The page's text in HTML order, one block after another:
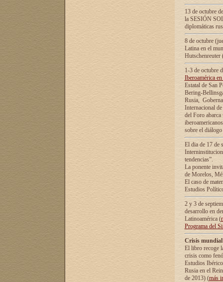
13 de octubre
la SESIÓN
diplomáticas
8 de octubre
Latina en el
1-3 de octubre
Iberoamérica
Estatal de San
Bering-
Rusia,
Internacional
del Foro
sobre el
El dia de 17 de
tendencias”.
La ponente
de Morelos,
El caso de
Estudios
2 y 3 de
desarrollo en
Latinoamérica (
Programa del
Crisis
El libro recoge
crisis como
Estudios
Rusia en el
de 2013) (más